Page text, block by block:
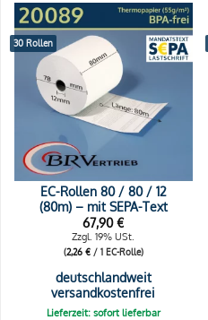
30 Rollen
EC-Rollen 80 / 80 / 12
(80m) – mit SEPA-Text
67,90€
Zzgl. 19% USt.
(2,26 €/ 1 EC-Rolle)
deutschlandweit
versandkostenfrei
Lieferzeit: sofort lieferbar